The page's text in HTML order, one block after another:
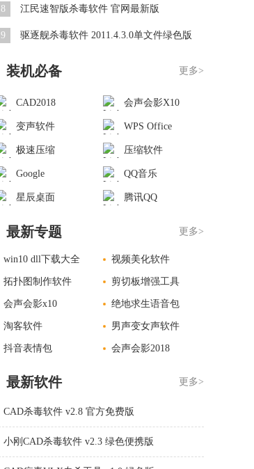
8 江民速智版杀毒软件 官网最新版
9 驱逐舰杀毒软件 2011.4.3.0单文件绿色版
装机必备 更多>
CAD2018 会声会影X10
变声软件 WPS Office
极速压缩 压缩软件
Google QQ音乐
星辰桌面 腾讯QQ
最新专题 更多>
win10 dll下载大全 视频美化软件
拓扑图制作软件 剪切板增强工具
会声会影x10 绝地求生语音包
淘客软件 男声变女声软件
抖音表情包 会声会影2018
最新软件 更多>
CAD杀毒软件 v2.8 官方免费版
小刚CAD杀毒软件 v2.3 绿色便携版